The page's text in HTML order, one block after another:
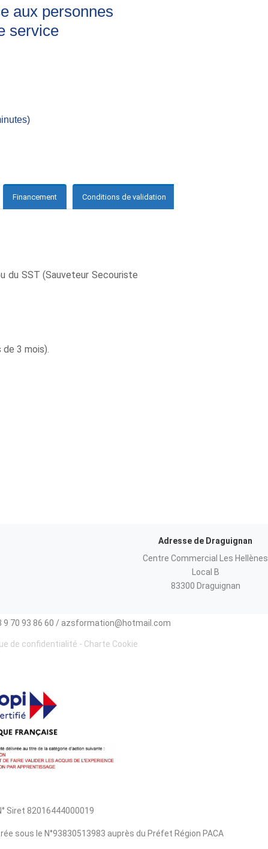
aux personnes
service
Financement Conditions de validation
du SST (Sauveteur Secouriste
3 mois).
Adresse de Draguignan
Centre Commercial Les Hellènes
Local B
83300 Draguignan
70 93 86 60 / azsformation@hotmail.com
de confidentialité - Charte Cookie
Siret 82016444000019
sous le N°93830513983 auprès du Préfet Région PACA